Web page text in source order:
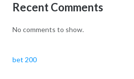
Recent Comments
No comments to show.
bet 200